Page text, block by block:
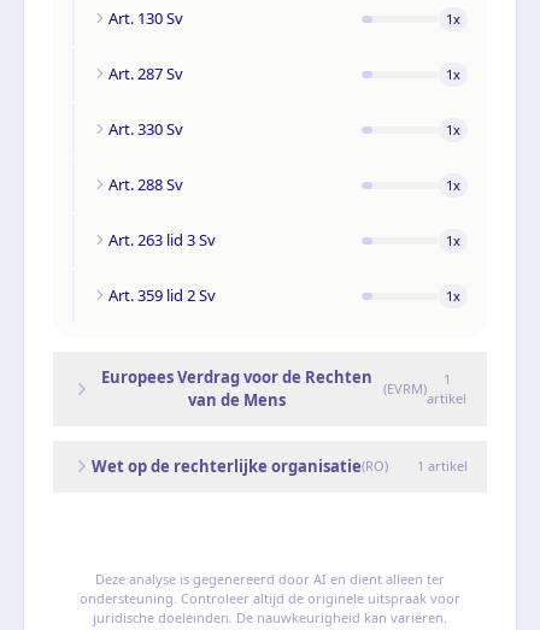
Art. 130 Sv 1x
Art. 287 Sv 1x
Art. 330 Sv 1x
Art. 288 Sv 1x
Art. 263 lid 3 Sv 1x
Art. 359 lid 2 Sv 1x
Europees Verdrag voor de Rechten
van de Mens
(EVRM)
1
artikel
Wet op de rechterlijke organisatie(RO) 1 artikel
Deze analyse is gegenereerd door AI en dient alleen ter
ondersteuning. Controleer altijd de originele uitspraak voor
juridische doeleinden. De nauwkeurigheid kan variëren.